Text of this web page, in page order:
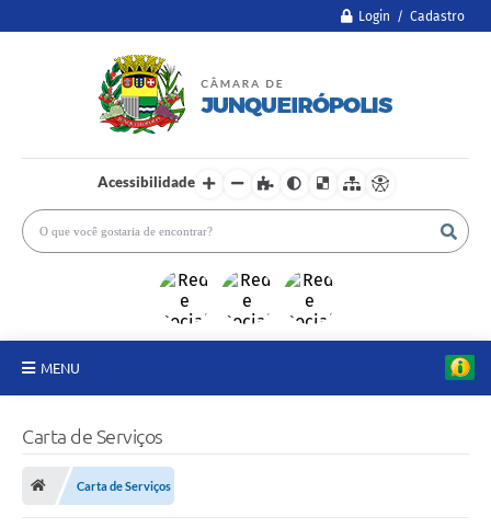
Login / Cadastro
Acessibilidade
MENU
Proposições
Carta de Serviços
Carta de Serviços